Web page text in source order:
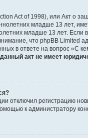
Act of 1998), или Акт о
младше 13 лет,
младше 13 лет. Если
что phpBB Limited
в ответе на вопрос «С
акт не имеет
отключил регистрацию
к администратору